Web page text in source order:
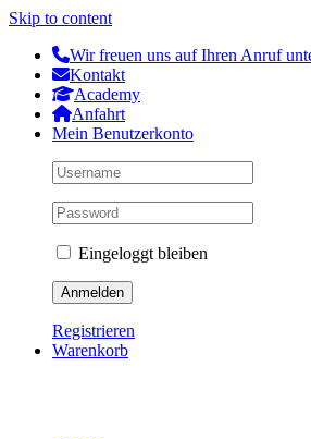
Skip to content
Wir freuen uns auf Ihren Anruf
Kontakt
Academy
Anfahrt
Mein Benutzerkonto
Eingeloggt bleiben
Registrieren
Warenkorb